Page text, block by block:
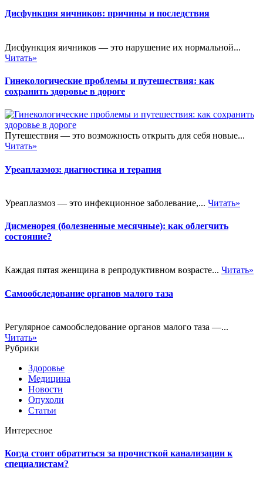
Дисфункция яичников: причины и последствия
Дисфункция яичников — это нарушение их нормальной...
Читать»
Гинекологические проблемы и путешествия: как
сохранить здоровье в дороге
Путешествия — это возможность открыть для себя новые...
Читать»
Уреаплазмоз: диагностика и терапия
Уреаплазмоз — это инфекционное заболевание,... Читать»
Дисменорея (болезненные месячные): как облегчить
состояние?
Каждая пятая женщина в репродуктивном возрасте... Читать»
Самообследование органов малого таза
Регулярное самообследование органов малого таза —...
Читать»
Рубрики
Здоровье
Медицина
Новости
Опухоли
Статьи
Интересное
Когда стоит обратиться за прочисткой канализации к
специалистам?